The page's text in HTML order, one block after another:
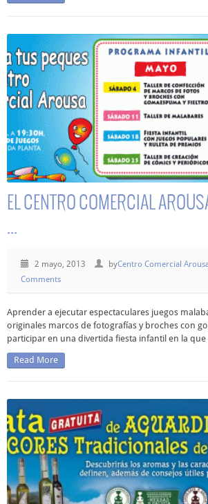
EL CENTRO COMERCIAL
2 mayo, 2013 byCentro Comercial
Comments
Aprender a ejecutar espectaculares juegos
originales marcos de fotografías y broches con
participar en una divertida fiesta infantil en la que
Read More